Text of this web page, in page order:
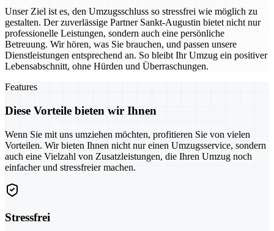
Unser Ziel ist es, den Umzugsschluss so stressfrei wie möglich zu
gestalten. Der zuverlässige Partner Sankt-Augustin bietet nicht nur
professionelle Leistungen, sondern auch eine persönliche
Betreuung. Wir hören, was Sie brauchen, und passen unsere
Dienstleistungen entsprechend an. So bleibt Ihr Umzug ein positiver
Lebensabschnitt, ohne Hürden und Überraschungen.
Features
Diese Vorteile bieten wir Ihnen
Wenn Sie mit uns umziehen möchten, profitieren Sie von vielen
Vorteilen. Wir bieten Ihnen nicht nur einen Umzugsservice, sondern
auch eine Vielzahl von Zusatzleistungen, die Ihren Umzug noch
einfacher und stressfreier machen.
Stressfrei